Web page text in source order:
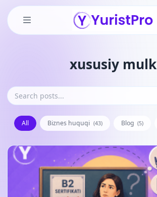
xususiy mulk
All Biznes huquqi (43) Blog (5)